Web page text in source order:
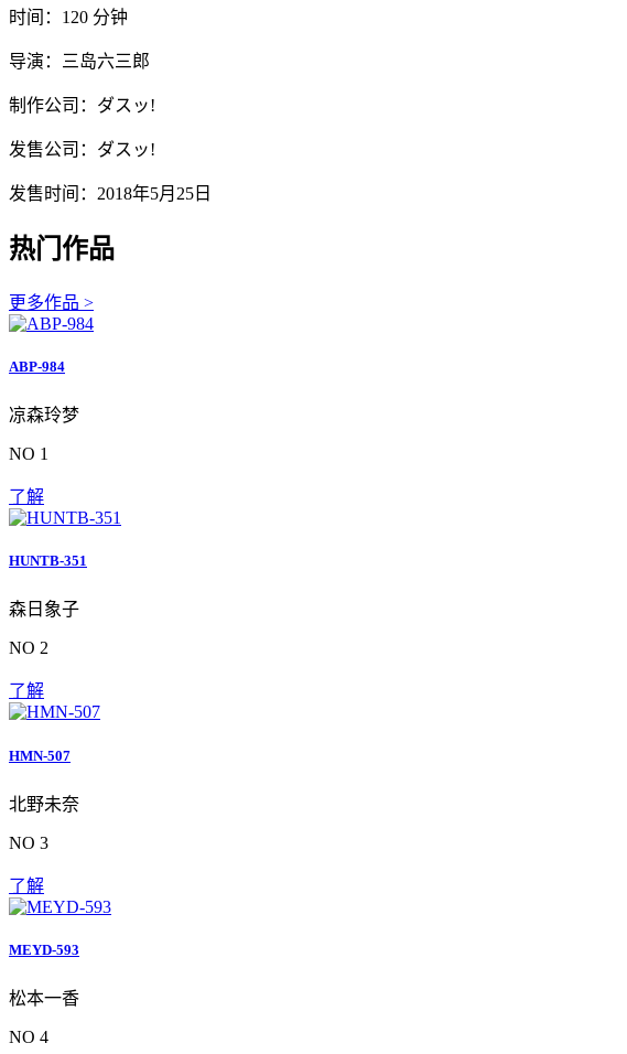
时间：120 分钟
导演：三岛六三郎
制作公司：ダスッ!
发售公司：ダスッ!
发售时间：2018年5月25日
热门作品
更多作品 >
ABP-984
凉森玲梦
NO 1
了解
HUNTB-351
森日象子
NO 2
了解
HMN-507
北野未奈
NO 3
了解
MEYD-593
松本一香
NO 4